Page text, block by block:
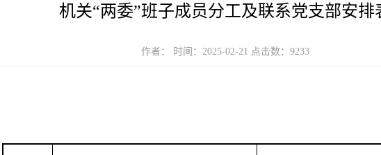
机关“两委”班子成员分工及联系党支部安排
作者： 时间：2025-02-21 点击数： 9233